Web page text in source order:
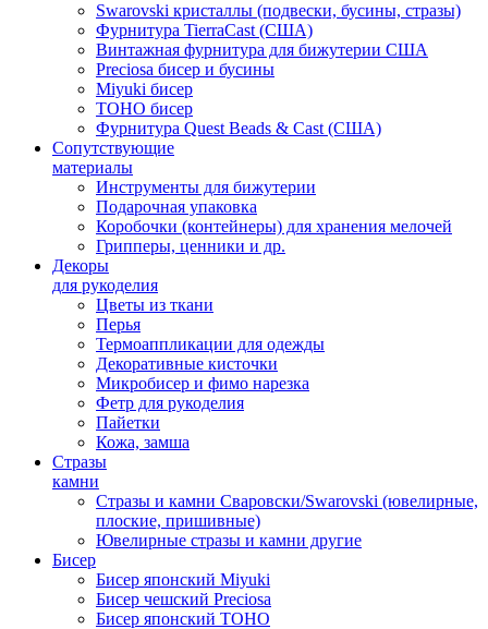
Swarovski кристаллы (подвески, бусины, стразы)
Фурнитура TierraCast (США)
Винтажная фурнитура для бижутерии США
Preciosa бисер и бусины
Miyuki бисер
TOHO бисер
Фурнитура Quest Beads & Cast (США)
Сопутствующие
материалы
Инструменты для бижутерии
Подарочная упаковка
Коробочки (контейнеры) для хранения мелочей
Грипперы, ценники и др.
Декоры
для рукоделия
Цветы из ткани
Перья
Термоаппликации для одежды
Декоративные кисточки
Микробисер и фимо нарезка
Фетр для рукоделия
Пайетки
Кожа, замша
Стразы
камни
Стразы и камни Сваровски/Swarovski (ювелирные,
плоские, пришивные)
Ювелирные стразы и камни другие
Бисер
Бисер японский Miyuki
Бисер чешский Preciosa
Бисер японский TOHO